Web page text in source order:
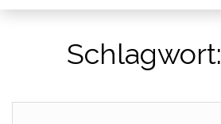
Schlagwort: